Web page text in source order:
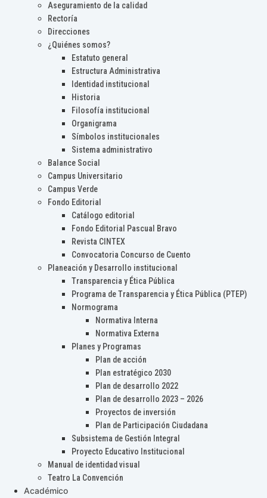
Aseguramiento de la calidad
Rectoría
Direcciones
¿Quiénes somos?
Estatuto general
Estructura Administrativa
Identidad institucional
Historia
Filosofía institucional
Organigrama
Símbolos institucionales
Sistema administrativo
Balance Social
Campus Universitario
Campus Verde
Fondo Editorial
Catálogo editorial
Fondo Editorial Pascual Bravo
Revista CINTEX
Convocatoria Concurso de Cuento
Planeación y Desarrollo institucional
Transparencia y Ética Pública
Programa de Transparencia y Ética Pública (PTEP)
Normograma
Normativa Interna
Normativa Externa
Planes y Programas
Plan de acción
Plan estratégico 2030
Plan de desarrollo 2022
Plan de desarrollo 2023 – 2026
Proyectos de inversión
Plan de Participación Ciudadana
Subsistema de Gestión Integral
Proyecto Educativo Institucional
Manual de identidad visual
Teatro La Convención
Académico